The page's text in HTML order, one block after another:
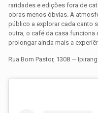
raridades e edições fora de
obras menos óbvias. A
público a explorar cada canto
outra, o café da casa funciona
prolongar ainda mais a
Rua Bom Pastor, 1308 —